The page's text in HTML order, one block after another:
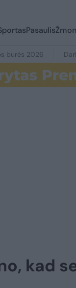
Pasaulis
burės 2026
kad